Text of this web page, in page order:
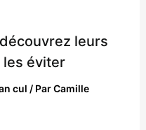
leurs
éviter
cul / ParCamille